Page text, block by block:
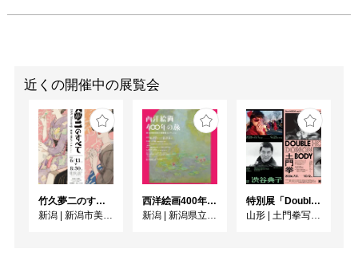
近くの開催中の展覧会
竹久夢二のすべて 画家は詩人でデザイナー
新潟 | 新潟市美術館
西洋絵画400年の旅 ー珠玉の東京富士美術館コレクション
新潟 | 新潟県立近代美術館
特別展「Double Body ー 細江英公と土門拳」 ／ 同時開催 KDMoP Photo Selection 渋谷典子「竹の子族 / 映画の人びと」
山形 | 土門拳写真美術館